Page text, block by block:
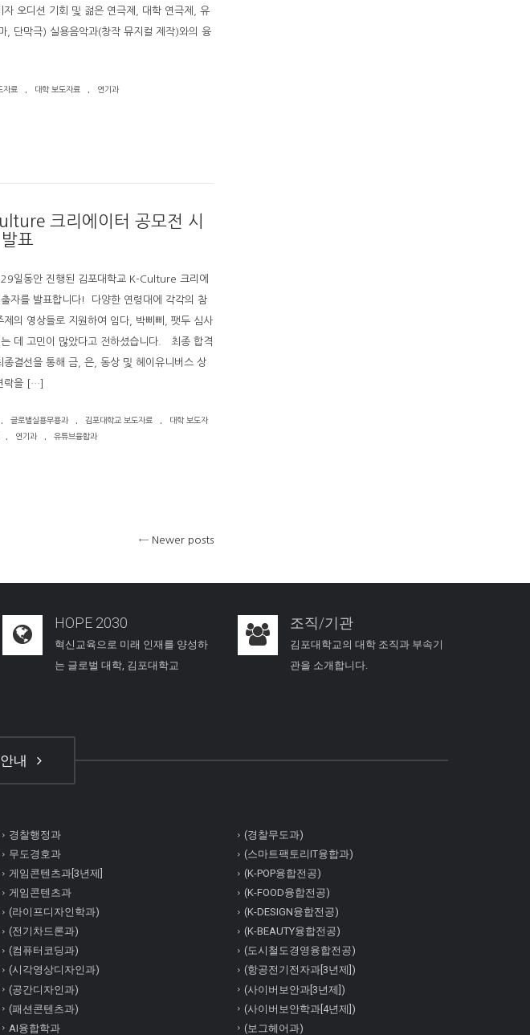
자 오디션 기회 및 젊은 연극제, 대학 연극제, 유
, 단막극) 실용음악과(창작 뮤지컬 제작)와의 융
자료 대학 보도자료 연기과
크리에이터 공모전 시
표
일동안 진행된 김포대학교 K-Culture 크리에
자를 발표합니다! ​ 다양한 연령대에 각각의 참
제의 영상들로 지원하여 임다, 박삐삐, 팻두 심사
데 고민이 많았다고 전하셨습니다. 최종 합격
결선을 통해 금, 은, 동상 및 헤이유니버스 상
락을 […]
글로벌실용무용과 김포대학교 보도자료
대학 보도자
연기과 유튜브융합과
←Newer posts
HOPE 2030
혁신교육으로 미래 인재를 양성하
는 글로벌 대학, 김포대학교
조직/기관
김포대학교의 대학 조직과 부속기
관을 소개합니다.
내
경찰행정과
무도경호과
게임콘텐츠과[3년제]
게임콘텐츠과
(라이프디자인학과)
(전기차드론과)
(컴퓨터코딩과)
(시각영상디자인과)
(공간디자인과)
(패션콘텐츠과)
AI융합학과
(경찰무도과)
(스마트팩토리IT융합과)
(K-POP융합전공)
(K-FOOD융합전공)
(K-DESIGN융합전공)
(K-BEAUTY융합전공)
(도시철도경영융합전공)
(항공전기전자과[3년제])
(사이버보안과[3년제])
(사이버보안학과[4년제])
(보그헤어과)